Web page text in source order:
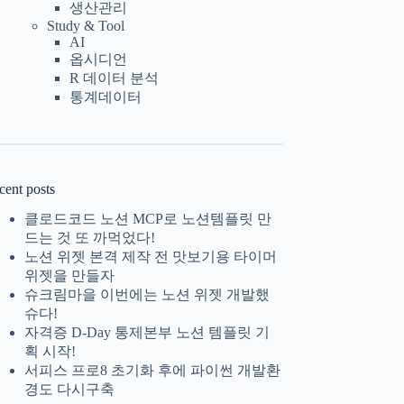
생산관리
Study & Tool
AI
옵시디언
R 데이터 분석
통계데이터
posts
클로드코드 노션 MCP로 노션템플릿 만
드는 것 또 까먹었다!
노션 위젯 본격 제작 전 맛보기용 타이머
위젯을 만들자
슈크림마을 이번에는 노션 위젯 개발했
슈다!
자격증 D-Day 통제본부 노션 템플릿 기
획 시작!
서피스 프로8 초기화 후에 파이썬 개발환
경도 다시구축